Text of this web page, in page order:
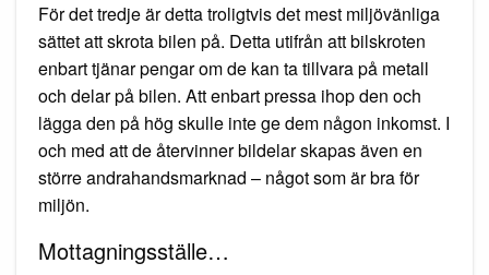
För det tredje är detta troligtvis det mest miljövänliga
sättet att skrota bilen på. Detta utifrån att bilskroten
enbart tjänar pengar om de kan ta tillvara på metall
och delar på bilen. Att enbart pressa ihop den och
lägga den på hög skulle inte ge dem någon inkomst. I
och med att de återvinner bildelar skapas även en
större andrahandsmarknad – något som är bra för
miljön.
Mottagningsställe…